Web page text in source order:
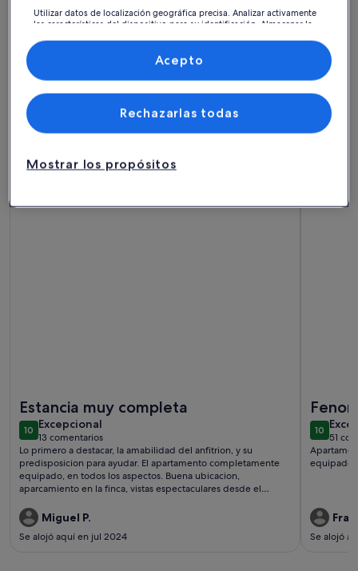
Más información sobre Acogedora casa en pequeño
Acogedora casa en pequeño pueblo
de pescadores lejos de las
multitudes
3 huéspedes · 2 habitaciones · 1 baño
9,49,4 de 10
38 comentarios
(38 comentarios)
Más
Villa
Aire
10
10
10 de 10
Alojamientos mejor valorados -
Ayuntamiento de La Orotava
Estancia muy completa
1010 de 10
Excepcional
excepcional
13 comentarios
(13 comentarios)
Lo primero a destacar, la amabilidad del anfitrion, y su
predisposicion para ayudar. El apartamento completamente
equipado, en todos los aspectos. Buena ubicacion,
aparcamiento en la finca, vistas espectaculares desde el
autovia a un tiro de piedra. Para quedarse un mes sin
problemas, tiene de todo. Sin duda, para repetir.
Miguel P.
Se alojó aquí en jul 2024
1010 de 10
51
(51
equipado.
Se alojó
Utilizar datos de localización geográfica precisa. Analizar activamente
las características del dispositivo para su identificación. Almacenar la
contenido personalizados, medición de publicidad y contenido,
investigación de audiencia y desarrollo de servicios.
Mostrar los propósitos
Rechazarlas todas
Acepto